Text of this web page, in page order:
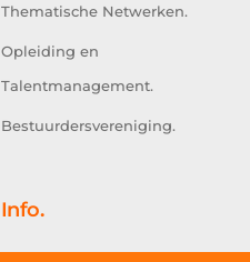
Thematische Netwerken.
Opleiding en
Talentmanagement.
Bestuurdersvereniging.
Info.